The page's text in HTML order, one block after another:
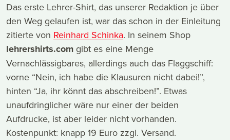
Das erste Lehrer-Shirt, das unserer Redaktion je über
den Weg gelaufen ist, war das schon in der Einleitung
zitierte von Reinhard Schinka. In seinem Shop
lehrershirts.com gibt es eine Menge
Vernachlässigbares, allerdings auch das Flaggschiff:
vorne “Nein, ich habe die Klausuren nicht dabei!”,
hinten “Ja, ihr könnt das abschreiben!”. Etwas
unaufdringlicher wäre nur einer der beiden
Aufdrucke, ist aber leider nicht vorhanden.
Kostenpunkt: knapp 19 Euro zzgl. Versand.